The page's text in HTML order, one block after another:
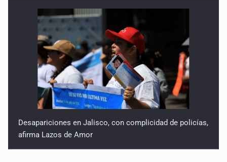
Desapariciones en Jalisco, con complicidad de policías,
afirma Lazos de Amor